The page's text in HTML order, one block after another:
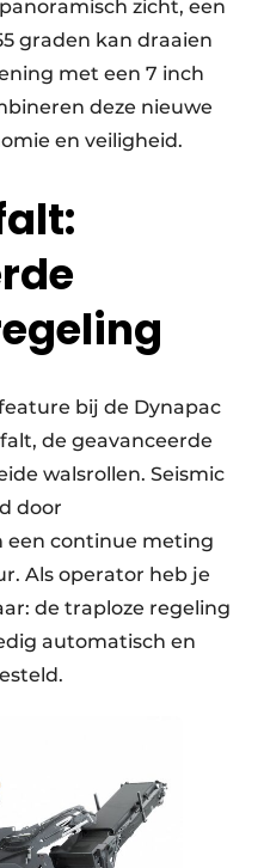
zicht, een
graden kan draaien
met een 7 inch
deze nieuwe
en veiligheid.
bij de Dynapac
de geavanceerde
walsrollen. Seismic
door
een continue meting
Als operator heb je
de traploze regeling
automatisch en